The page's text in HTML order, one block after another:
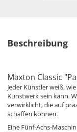
Beschreibung
Maxton Classic
Jeder Künstler weiß,
Kunstwerk sein kann.
verwirklicht, die auf
schaffen können.
Eine Fünf-Achs-